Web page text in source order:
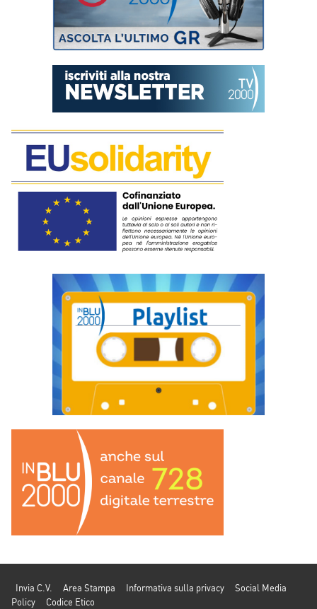
Invia C.V. Area Stampa Informativa sulla privacy
Social Media
Policy
Codice Etico